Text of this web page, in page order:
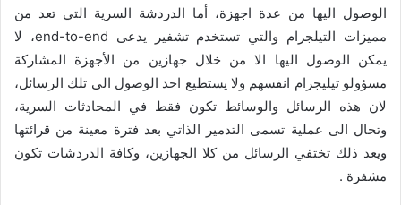
الوصول اليها من عدة اجهزة، أما الدردشة السرية التي تعد من
مميزات التيلجرام والتي تستخدم تشفير يدعى end-to-end، لا
يمكن الوصول اليها الا من خلال جهازين من الأجهزة المشاركة
مسؤولو تيليجرام انفسهم ولا يستطيع احد الوصول الى تلك الرسائل،
لان هذه الرسائل والوسائط تكون فقط في المحادثات السرية،
وتحال الى عملية تسمى التدمير الذاتي بعد فترة معينة من قرائتها
ويعد ذلك تختفي الرسائل من كلا الجهازين، وكافة الدردشات تكون
مشفرة .